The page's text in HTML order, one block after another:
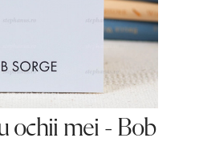
ochii mei - Bob